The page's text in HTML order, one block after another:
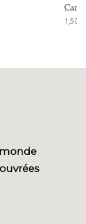
1,50 €